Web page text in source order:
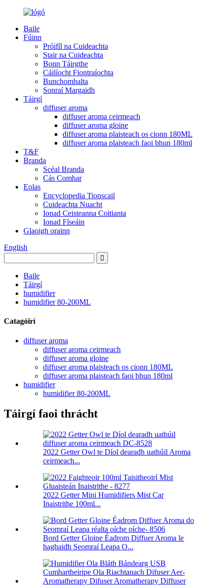
Baile
Fúinn
Próifíl na Cuideachta
Stair na Cuideachta
Bonn Táirgthe
Cáilíocht Fiontraíochta
Bunchomhalta
Sonraí Margaidh
Táirgí
diffuser aroma
diffuser aroma ceirmeach
diffuser aroma gloine
diffuser aroma plaisteach os cionn 180ML
diffuser aroma plaisteach faoi bhun 180ml
T&F
Branda
Scéal Branda
Cás Comhar
Eolas
Encyclopedia Tionscail
Cuideachta Nuacht
Ionad Ceisteanna Coitianta
Ionad Físeáin
Glaoigh orainn
English
Baile
Táirgí
humidifier
humidifier 80-200ML
Catagóirí
diffuser aroma
diffuser aroma ceirmeach
diffuser aroma gloine
diffuser aroma plaisteach os cionn 180ML
diffuser aroma plaisteach faoi bhun 180ml
humidifier
humidifier 80-200ML
Táirgí faoi thrácht
2022 Getter Owl te Díol dearadh uathúil Aroma
ceirmeach...
2022 Getter Mini Humidifiers Mist Car
Inaistrithe 100ml...
Bord Getter Gloine Éadrom Diffuer Aroma le
haghaidh Seomraí Leapa O...